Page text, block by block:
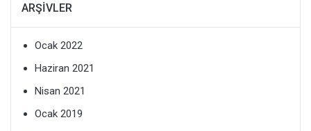
ARŞIVLER
Ocak 2022
Haziran 2021
Nisan 2021
Ocak 2019